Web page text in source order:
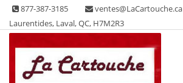
Skip
content
877-387-3185 ventes@LaCartouche.ca
Laurentides, Laval, QC, H7M2R3